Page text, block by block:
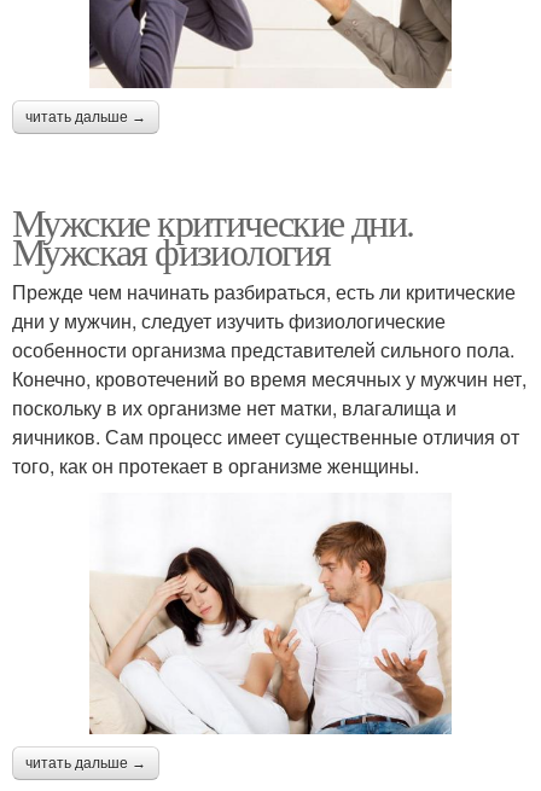
читать дальше →
Мужские критические дни.
Мужская физиология
Прежде чем начинать разбираться, есть ли критические
дни у мужчин, следует изучить физиологические
особенности организма представителей сильного пола.
Конечно, кровотечений во время месячных у мужчин нет,
поскольку в их организме нет матки, влагалища и
яичников. Сам процесс имеет существенные отличия от
того, как он протекает в организме женщины.
читать дальше →